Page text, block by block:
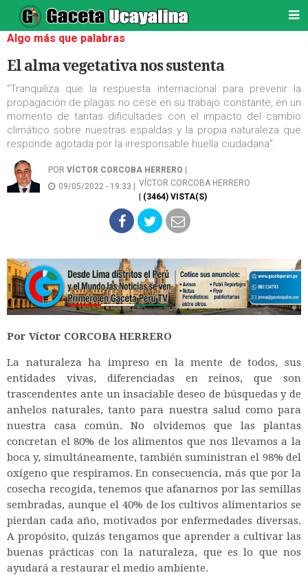
Algo más que palabras
El alma vegetativa nos sustenta
“Tranquiliza que la respuesta internacional para prevenir la
propagación de plagas no cese en su trabajo constante, en un
momento de tantas dificultades con el impacto del cambio
climático sobre nuestras espaldas y la propia naturaleza que
responde agotada por la irresponsable huella ciudadana”.
POR VÍCTOR CORCOBA HERRERO
09/05/2022 - 19:33 |
VÍCTOR CORCOBA HERRERO
| (3464) VISTA(S)
Por Víctor CORCOBA HERRERO
La naturaleza ha impreso en la mente de todos, sus
entidades vivas, diferenciadas en reinos, que son
trascendentes ante un insaciable deseo de búsquedas y de
anhelos naturales, tanto para nuestra salud como para
nuestra casa común. No olvidemos que las plantas
concretan el 80% de los alimentos que nos llevamos a la
boca y, simultáneamente, también suministran el 98% del
oxígeno que respiramos. En consecuencia, más que por la
cosecha recogida, tenemos que afanarnos por las semillas
sembradas, aunque el 40% de los cultivos alimentarios se
pierdan cada año, motivados por enfermedades diversas.
A propósito, quizás tengamos que aprender a cultivar las
buenas prácticas con la naturaleza, que es lo que nos
ayudará a restaurar el medio ambiente.